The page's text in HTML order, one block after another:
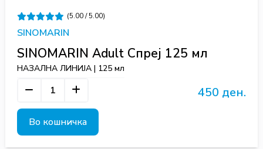
(5.00 / 5.00)
SINOMARIN
SINOMARIN Adult Спреј 125 мл
НАЗАЛНА ЛИНИЈА | 125 мл
450 ден.
Во кошничка